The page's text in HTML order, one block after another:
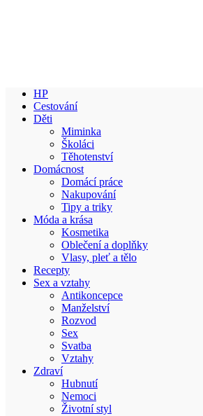
HP
Cestování
Děti
Miminka
Školáci
Těhotenství
Domácnost
Domácí práce
Nakupování
Tipy a triky
Móda a krása
Kosmetika
Oblečení a doplňky
Vlasy, pleť a tělo
Recepty
Sex a vztahy
Antikoncepce
Manželství
Rozvod
Sex
Svatba
Vztahy
Zdraví
Hubnutí
Nemoci
Životní styl